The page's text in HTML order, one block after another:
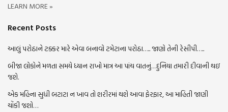
LEARN MORE »
Recent Posts
આલું પરોઠાને ટક્કર મારે એવા બનાવો ટમેટાના પરોઠા….. જાણો તેની રેસીપી…..
બીજા લોકોને મળતા સમયે ધ્યાન રાખો માત્ર આ પાંચ વાતનું…દુનિયા તમારી દીવાની થઇ
જશે.
એક મહિના સુધી બટાટા ન ખાવ તો શરીરમાં થશે આવા ફેરફાર, આ માહિતી જાણી
ચોંકી જશો…